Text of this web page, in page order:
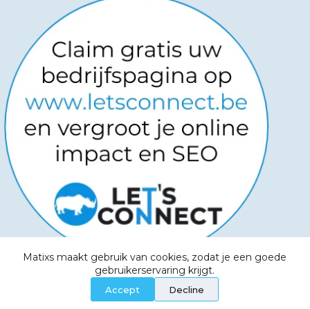
Matixs maakt gebruik van cookies, zodat je een goede
gebruikerservaring krijgt.
Accept Decline
Copyright © 2026-Powered by
Websitemanagers
Algemene voorwaarden -
Privacy Policy - Aanvaardbaar beleid - Cookies -